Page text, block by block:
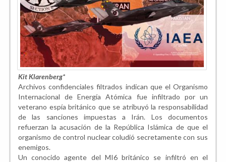
Kit Klarenberg*
Archivos confidenciales filtrados indican que el Organismo
Internacional de Energía Atómica fue infiltrado por un
veterano espía británico que se atribuyó la responsabilidad
de las sanciones impuestas a Irán. Los documentos
refuerzan la acusación de la República Islámica de que el
organismo de control nuclear coludió secretamente con sus
enemigos.
Un conocido agente del MI6 británico se infiltró en el